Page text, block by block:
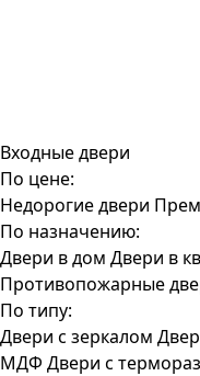
Входные двери
По цене:
Недорогие двери
По назначению:
Двери в дом Двери в
Противопожарные
По типу:
Двери с зеркалом
МДФ Двери с